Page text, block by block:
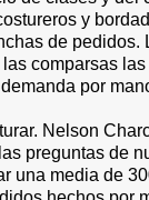
y
de pedidos.
comparsas
por
Nelson
preguntas de
una media de